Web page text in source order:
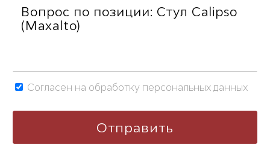
Согласен на обработку персональных данных